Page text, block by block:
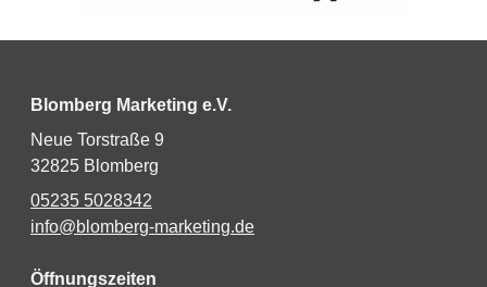
Blomberg Marketing e.V.
Neue Torstraße 9
32825 Blomberg
05235 5028342
info@blomberg-marketing.de
Öffnungszeiten